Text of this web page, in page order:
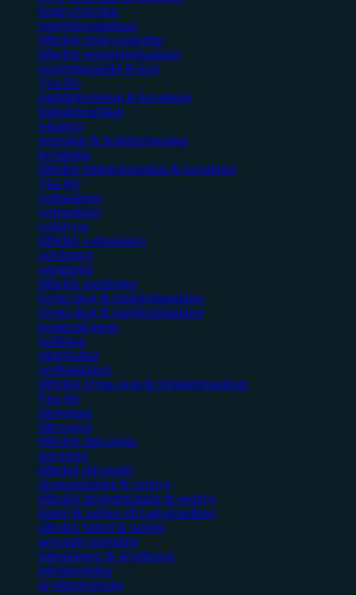
högtryckstvättar
rengöringsmaskiner
tillbehör högtryckstvättar
tillbehör rengöringsmaskiner
rengöringsmedel & kem
Visa fler
trädgårdsredskap & bevattning
trädgårdsredskap
sekatörer
grensågar & beskärningssågar
bevattning
tillbehör trädgårdsredskap & bevattning
Visa fler
vedmaskiner
vedmaskiner
vedklyvar
tillbehör vedmaskiner
snöslungor
snöslungor
tillbehör snöslungor
övriga skog & trädgårdsmaskiner
övriga skog & trädgårdsmaskiner
kompostkvarnar
jordfräsar
slåtterbalkar
vertikalskärare
tillbehör övriga skog & trädgårdsmaskiner
Visa fler
släpvagnar
släpvagnar
tillbehör släpvagnar
drivmedel
tillbehör drivmedel
skogsutrustning & verktyg
tillbehör skogsutrustning & verktyg
batteri & laddare till batterimaskiner
tillbehör batteri & laddare
personlig utrustning
arbetskängor & skyddsskor
arbetshandskar
skyddsutrustning